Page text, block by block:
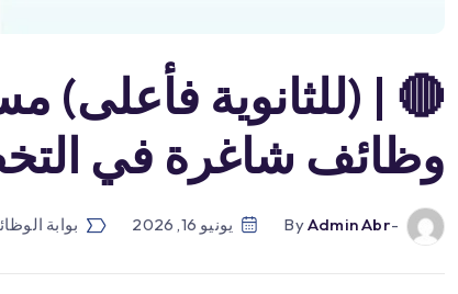
🔴 | (للثانوية فأعلى)
وظائف شاغرة في
-by
Admin Abr يونيو 16, 2026 بوابة